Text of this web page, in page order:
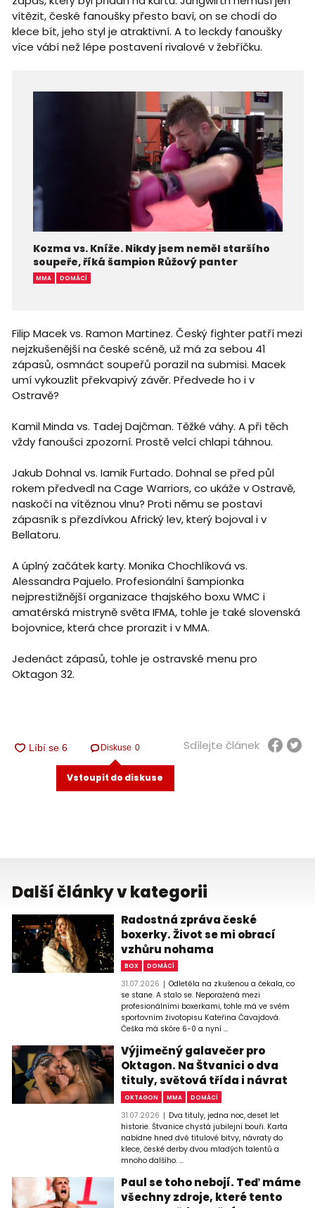
vítězit, české fanoušky přesto baví, on se chodí do
klece bít, jeho styl je atraktivní. A to leckdy fanoušky
více vábí než lépe postavení rivalové v žebříčku.
Kozma vs. Kníže. Nikdy jsem neměl staršího
soupeře, říká šampion Růžový panter
MMA DOMÁCÍ
Filip Macek vs. Ramon Martinez. Český fighter patří mezi
nejzkušenější na české scéně, už má za sebou 41
zápasů, osmnáct soupeřů porazil na submisi. Macek
umí vykouzlit překvapivý závěr. Předvede ho i v
Ostravě?
Kamil Minda vs. Tadej Dajčman. Těžké váhy. A při těch
vždy fanoušci zpozorní. Prostě velcí chlapi táhnou.
Jakub Dohnal vs. Iamik Furtado. Dohnal se před půl
rokem předvedl na Cage Warriors, co ukáže v Ostravě,
naskočí na vítěznou vlnu? Proti němu se postaví
zápasník s přezdívkou Africký lev, který bojoval i v
Bellatoru.
A úplný začátek karty. Monika Chochlíková vs.
Alessandra Pajuelo. Profesionální šampionka
nejprestižnější organizace thajského boxu WMC i
amatérská mistryně světa IFMA, tohle je také slovenská
bojovnice, která chce prorazit i v MMA.
Jedenáct zápasů, tohle je ostravské menu pro
Oktagon 32.
Diskuse 0
Vstoupit do diskuse
Sdílejte článek
Další články v kategorii
Radostná zpráva české
boxerky. Život se mi obrací
vzhůru nohama
BOX DOMÁCÍ
31.07.2026
Odletěla na zkušenou a čekala, co
se stane. A stalo se. Neporažená mezi
profesionálními boxerkami, tohle má ve svém
sportovním životopisu Kateřina Čavajdová.
Češka má skóre 6-0 a nyní ...
Výjimečný galavečer pro
Oktagon. Na Štvanici o dva
tituly, světová třída i návrat
OKTAGON MMA DOMÁCÍ
31.07.2026
Dva tituly, jedna noc, deset let
historie. Štvanice chystá jubilejní bouři. Karta
nabídne hned dvě titulové bitvy, návraty do
klece, české derby dvou mladých talentů a
mnoho dalšího. ...
Paul se toho nebojí. Teď máme
všechny zdroje, které tento